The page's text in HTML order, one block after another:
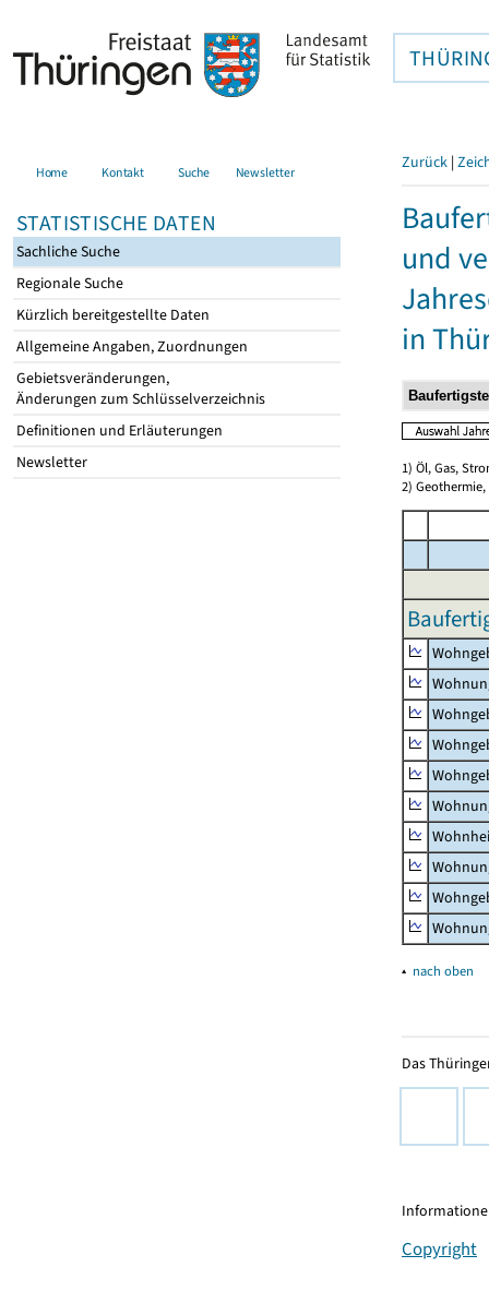
Home Kontakt Suche Newsletter
STATISTISCHE DATEN
Sachliche Suche
Regionale Suche
Kürzlich bereitgestellte Daten
Allgemeine Angaben, Zuordnungen
Gebietsveränderungen,
Änderungen zum Schlüsselverzeichnis
Definitionen und Erläuterungen
Newsletter
Zurück |
und
in
1) Öl, Gas,
2)
▴ nach oben
Das
Copyright